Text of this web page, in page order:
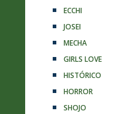
ECCHI
JOSEI
MECHA
GIRLS LOVE
HISTÓRICO
HORROR
SHOJO